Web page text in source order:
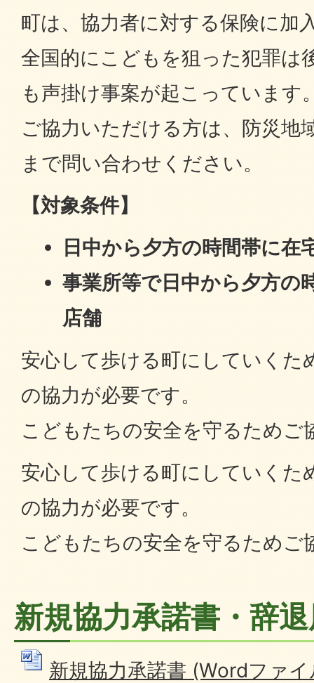
町は、協力者に対する保険に加
全国的にこどもを狙った犯罪は
も声掛け事案が起こっています
ご協力いただける方は、防災地
まで問い合わせください。
【対象条件】
日中から夕方の時間帯に在
事業所等で日中から夕方の
店舗
安心して歩ける町にしていくた
の協力が必要です。
こどもたちの安全を守るためご
安心して歩ける町にしていくた
の協力が必要です。
こどもたちの安全を守るためご
新規協力承諾書・辞
新規協力承諾書 (Wordファイ